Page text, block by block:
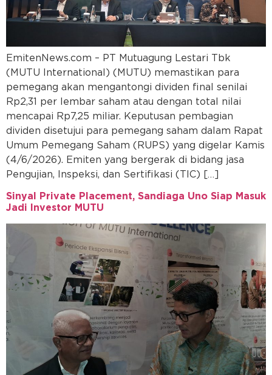
EmitenNews.com – PT Mutuagung Lestari Tbk
(MUTU International) (MUTU) memastikan para
pemegang akan mengantongi dividen final senilai
Rp2,31 per lembar saham atau dengan total nilai
mencapai Rp7,25 miliar. Keputusan pembagian
dividen disetujui para pemegang saham dalam Rapat
Umum Pemegang Saham (RUPS) yang digelar Kamis
(4/6/2026). Emiten yang bergerak di bidang jasa
Pengujian, Inspeksi, dan Sertifikasi (TIC) […]
Sinyal Private Placement, Sandiaga Uno Siap Masuk
Jadi Investor MUTU